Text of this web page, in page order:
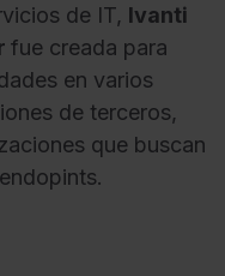
de IT, Ivanti
fue creada para
en varios
de terceros,
que buscan